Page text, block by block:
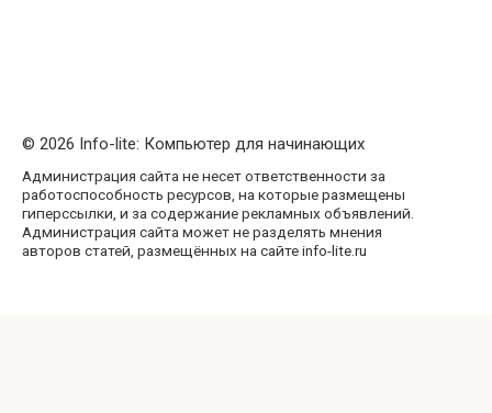
© 2026 Info-lite: Компьютер для начинающих
Администрация сайта не несет ответственности за
работоспособность ресурсов, на которые размещены
гиперссылки, и за содержание рекламных объявлений.
Администрация сайта может не разделять мнения
авторов статей, размещённых на сайте info-lite.ru